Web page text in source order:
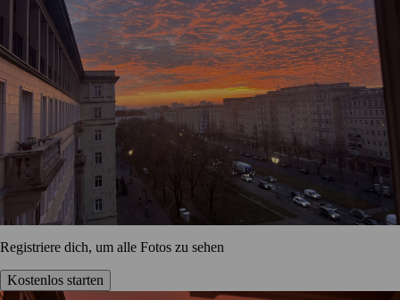
Registriere dich, um alle Fotos zu sehen
Kostenlos starten